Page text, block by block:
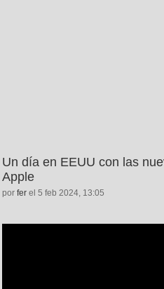
Un día en EEUU con las
Apple
por fer el 5 feb 2024, 13:05